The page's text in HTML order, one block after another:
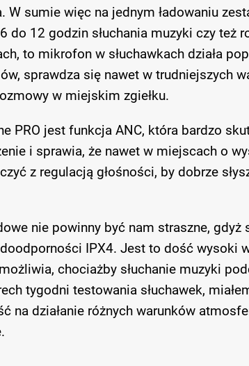
W sumie więc na jednym ładowaniu
do 12 godzin słuchania muzyki czy też
to mikrofon w słuchawkach działa
sprawdza się nawet w trudniejszych
w miejskim zgiełku.
PRO jest funkcja ANC, która bardzo
i sprawia, że nawet w miejscach o
z regulacją głośności, by dobrze
nie powinny być nam straszne, gdyż
IPX4. Jest to dość wysoki
chociażby słuchanie muzyki
tygodni testowania słuchawek,
na działanie różnych warunków